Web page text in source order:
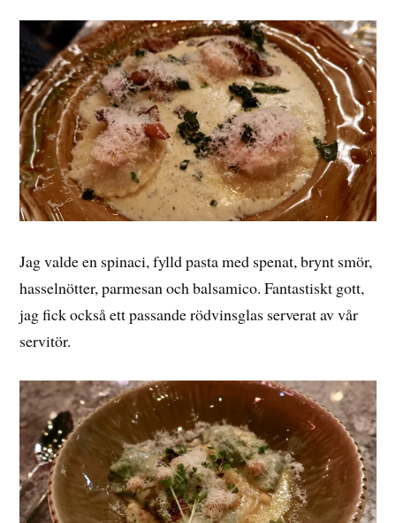
Jag valde en spinaci, fylld pasta med spenat, brynt smör,
hasselnötter, parmesan och balsamico. Fantastiskt gott,
jag fick också ett passande rödvinsglas serverat av vår
servitör.